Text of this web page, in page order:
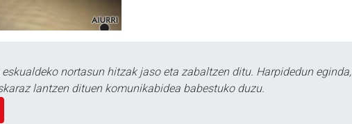
eskualdeko nortasun hitzak jaso eta zabaltzen ditu. Harpidedun eginda,
lantzen dituen komunikabidea babestuko duzu.